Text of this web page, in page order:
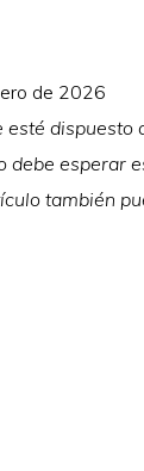
de 2026
dispuesto
debe esperar
también